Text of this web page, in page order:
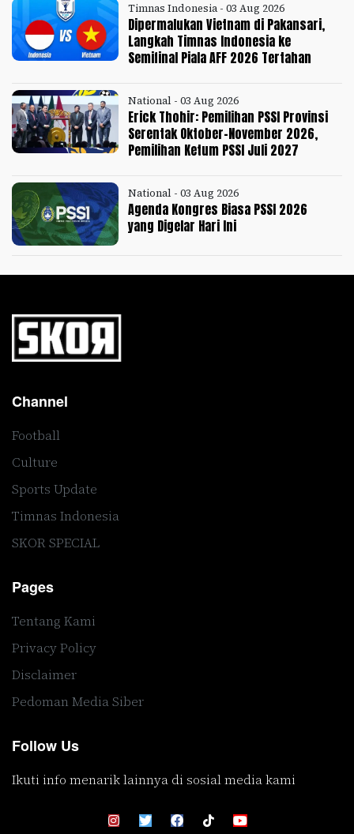
Timnas Indonesia - 03 Aug 2026
Dipermalukan Vietnam di Pakansari,
Langkah Timnas Indonesia ke
Semifinal Piala AFF 2026 Tertahan
National - 03 Aug 2026
Erick Thohir: Pemilihan PSSI Provinsi
Serentak Oktober-November 2026,
Pemilihan Ketum PSSI Juli 2027
National - 03 Aug 2026
Agenda Kongres Biasa PSSI 2026
yang Digelar Hari Ini
Channel
Football
Culture
Sports Update
Timnas Indonesia
SKOR SPECIAL
Pages
Tentang Kami
Privacy Policy
Disclaimer
Pedoman Media Siber
Follow Us
Ikuti info menarik lainnya di sosial media kami